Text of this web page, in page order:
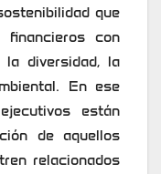
que
financieros con
la diversidad, la
En ese
están
de aquellos
relacionados